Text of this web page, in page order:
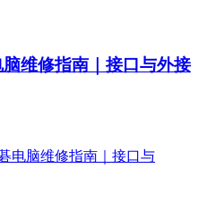
维修指南｜接口与外接